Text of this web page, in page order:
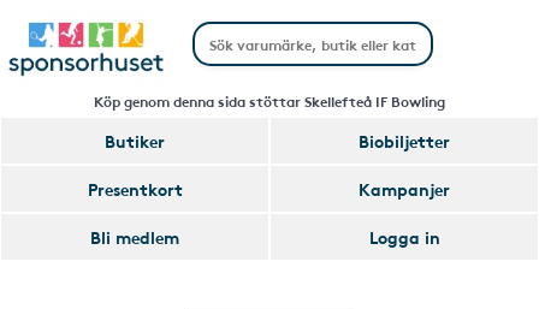
Köp genom denna sida stöttar Skellefteå IF Bowling
Butiker
Biobiljetter
Presentkort
Kampanjer
Bli medlem
Logga in